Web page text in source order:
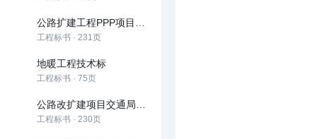
工程标书 · 231页
地暖工程技术标
工程标书 · 75页
工程标书 · 230页